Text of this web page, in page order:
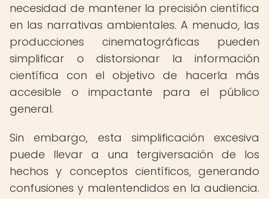
necesidad de mantener la precisión científica
en las narrativas ambientales. A menudo, las
producciones cinematográficas pueden
simplificar o distorsionar la información
científica con el objetivo de hacerla más
accesible o impactante para el público
general.
Sin embargo, esta simplificación excesiva
puede llevar a una tergiversación de los
hechos y conceptos científicos, generando
confusiones y malentendidos en la audiencia.